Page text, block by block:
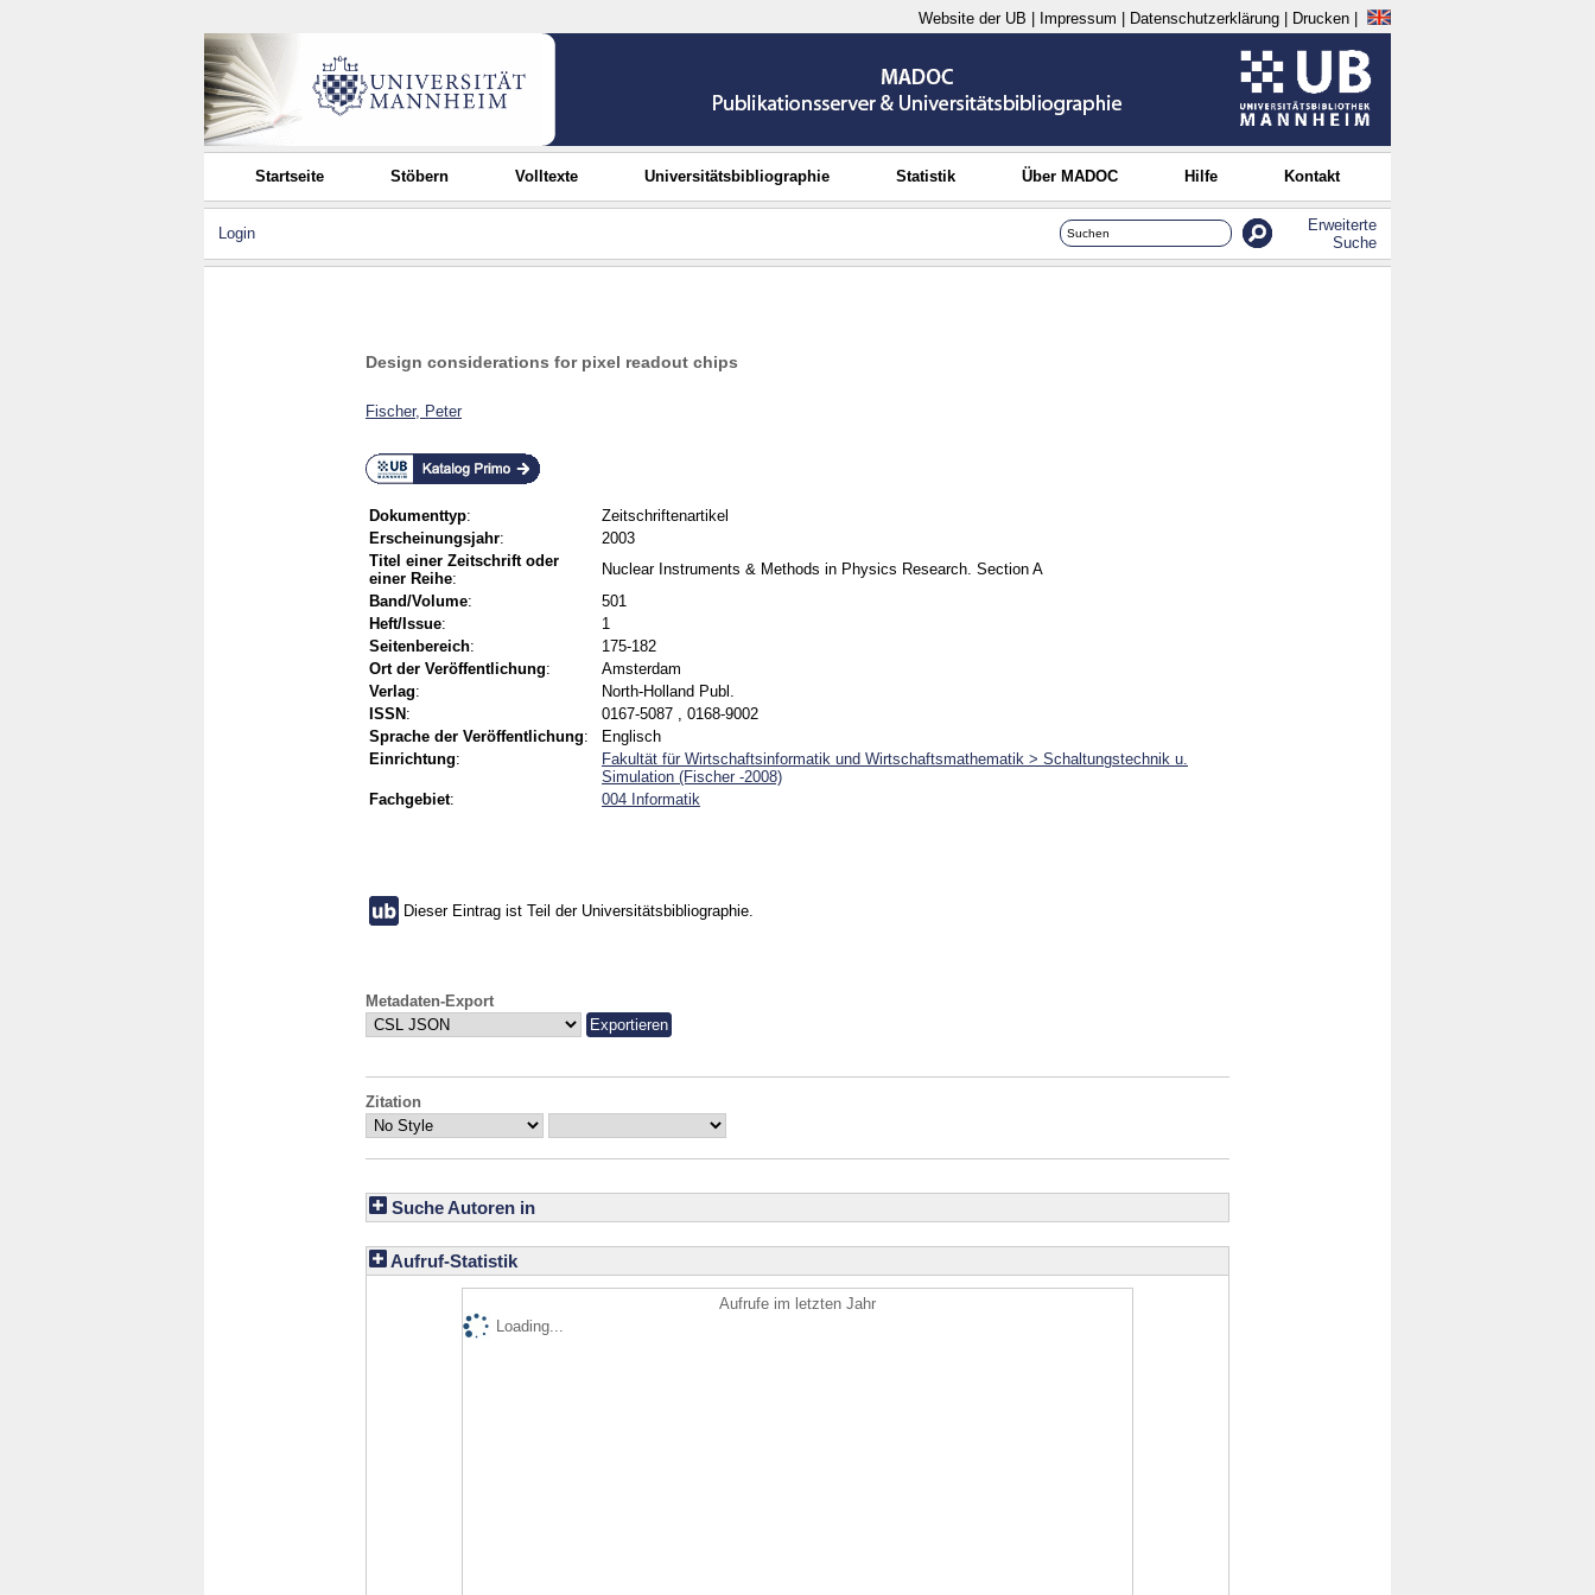
Website der UB Impressum Datenschutzerklärung Drucken
Startseite Stöbern Volltexte Universitätsbibliographie Statistik Über MADOC Hilfe Kontakt
Login
Erweiterte
Suche
Design considerations for pixel readout chips
Fischer, Peter
Dokumenttyp:
Zeitschriftenartikel
Erscheinungsjahr:
2003
Titel einer Zeitschrift oder
einer Reihe:
Nuclear Instruments & Methods in Physics Research. Section A
Band/Volume:
501
Heft/Issue:
1
Seitenbereich:
175-182
Ort der Veröffentlichung:
Amsterdam
Verlag:
North-Holland Publ.
ISSN :
0167-5087 , 0168-9002
Sprache der Veröffentlichung:
Englisch
Einrichtung:
Fakultät für Wirtschaftsinformatik und Wirtschaftsmathematik > Schaltungstechnik u.
Simulation (Fischer -2008)
Fachgebiet: 004 Informatik
Dieser Eintrag ist Teil der Universitätsbibliographie.
Metadaten-Export
Zitation
Suche Autoren in
Aufruf-Statistik
Aufrufe im letzten Jahr
Loading...